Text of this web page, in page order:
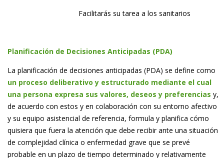
Facilitarás su tarea a los sanitarios
Planificación de Decisiones Anticipadas (PDA)
La planificación de decisiones anticipadas (PDA) se define como
un proceso deliberativo y estructurado mediante el cual
una persona expresa sus valores, deseos y preferencias y,
de acuerdo con estos y en colaboración con su entorno afectivo
y su equipo asistencial de referencia, formula y planifica cómo
quisiera que fuera la atención que debe recibir ante una situación
de complejidad clínica o enfermedad grave que se prevé
probable en un plazo de tiempo determinado y relativamente